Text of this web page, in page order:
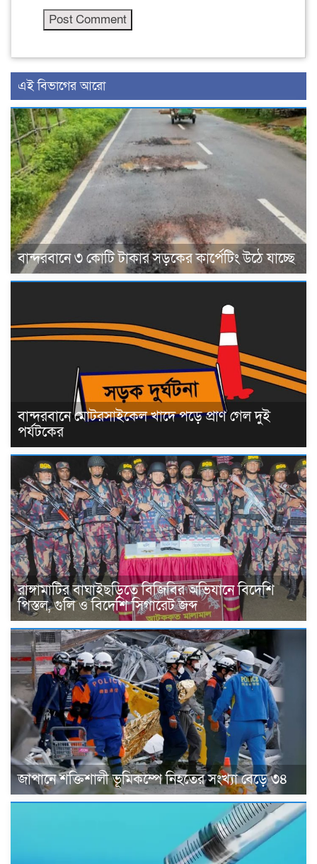
এই বিভাগের আরো
বান্দরবানে ৩ কোটি টাকার সড়কের কার্পেটিং উঠে যাচ্ছে
বান্দরবানে মোটরসাইকেল খাদে পড়ে প্রাণ গেল দুই
পর্যটকের
রাঙ্গামাটির বাঘাইছড়িতে বিজিবির অভিযানে বিদেশি
পিস্তল, গুলি ও বিদেশি সিগারেট জব্দ
জাপানে শক্তিশালী ভূমিকম্পে নিহতের সংখ্যা বেড়ে ৩৪